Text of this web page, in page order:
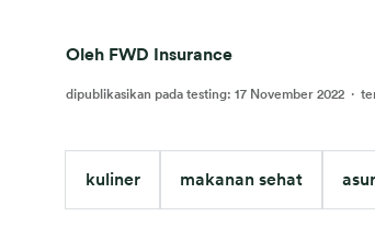
Oleh FWD Insurance
dipublikasikan pada testing: 17 November 2022 ·
kuliner makanan sehat